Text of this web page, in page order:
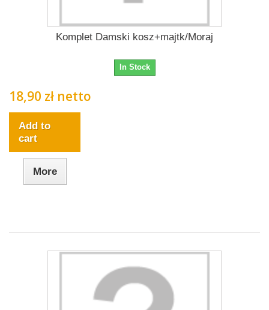
Komplet Damski kosz+majtk/Moraj
In Stock
18,90 zł netto
Add to
cart
More